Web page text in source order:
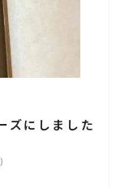
ズにしました